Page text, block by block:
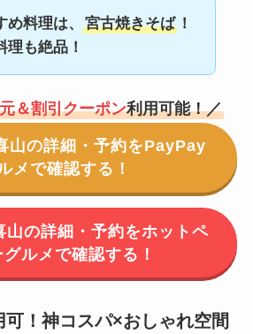
め料理は、 宮古焼きそば！
理も絶品！
＆割引クーポン利用可能！／
山の詳細・予約をPayPay
メで確認する！
山の詳細・予約をホットペ
グルメで確認する！
！神コスパ×おしゃれ空間